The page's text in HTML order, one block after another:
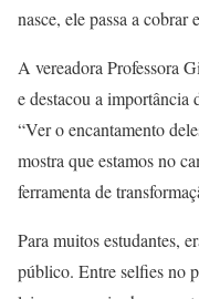
nasce, ele passa a
A vereadora Professora
e destacou a importância
“Ver o encantamento
mostra que estamos no
ferramenta de
Para muitos estudantes,
público. Entre selfies no